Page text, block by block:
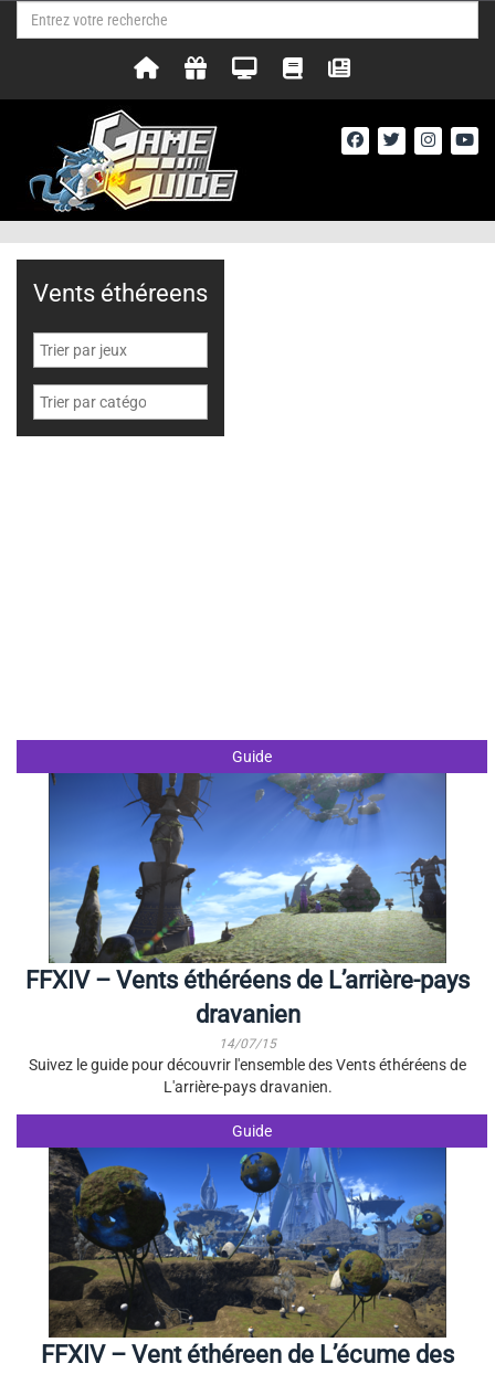
Guide
FFXIV – Vents éthéréens de L’arrière-pays
dravanien
14/07/15
Suivez le guide pour découvrir l'ensemble des Vents éthéréens de
L'arrière-pays dravanien.
Guide
FFXIV – Vent éthéreen de L’écume des
Vents éthéreens